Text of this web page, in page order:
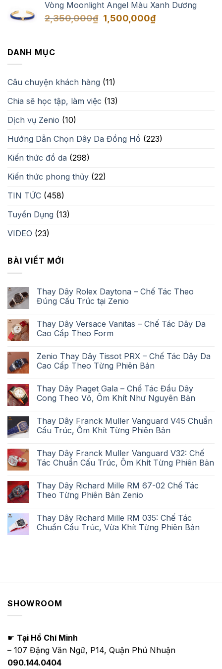
Vòng Moonlight Angel Màu Xanh Dương
2,350,000₫ Giá
1,500,000₫Giá
DANH MỤC
Câu chuyện khách hàng (11)
Chia sẽ học tập, làm việc (13)
Dịch vụ Zenio (10)
Hướng Dẫn Chọn Dây Da Đồng Hồ (223)
Kiến thức đồ da (298)
Kiến thức phong thủy (22)
TIN TỨC (458)
Tuyển Dụng (13)
VIDEO (23)
BÀI VIẾT MỚI
Thay Dây Rolex Daytona – Chế Tác Theo
Đúng Cấu Trúc tại Zenio
Thay Dây Versace Vanitas – Chế Tác Dây Da
Cao Cấp Theo Form
Zenio Thay Dây Tissot PRX – Chế Tác Dây Da
Cao Cấp Theo Từng Phiên Bản
Thay Dây Piaget Gala – Chế Tác Đầu Dây
Cong Theo Vỏ, Ôm Khít Như Nguyên Bản
Thay Dây Franck Muller Vanguard V45 Chuẩn
Cấu Trúc, Ôm Khít Từng Phiên Bản
Thay Dây Franck Muller Vanguard V32: Chế
Tác Chuẩn Cấu Trúc, Ôm Khít Từng Phiên Bản
Thay Dây Richard Mille RM 67-02 Chế Tác
Theo Từng Phiên Bản Zenio
Thay Dây Richard Mille RM 035: Chế Tác
Chuẩn Cấu Trúc, Vừa Khít Từng Phiên Bản
SHOWROOM
☛ Tại Hồ Chí Minh
– 107 Đặng Văn Ngữ, P14, Quận Phú Nhuận
090.144.0404